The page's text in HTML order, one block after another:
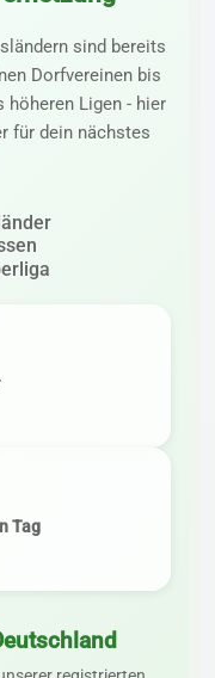
sind bereits
Dorfvereinen bis
höheren Ligen - hier
für dein nächstes
Tag